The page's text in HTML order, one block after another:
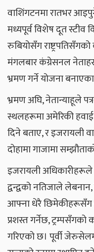
वाशिंगटनमा रातभर
मध्यपूर्व विशेष दूत स्टीव
रुबियोसँग
मंगलबार कंग्रेसनल
भ्रमण गर्ने योजना
भ्रमण अघि, नेतान्याहूले
स्थलहरूमा अमेरिकी
दिने बताए, र इजरायली
दोहामा गाजामा
इजरायली
द्वन्द्वको नतिजाले
आफ्ना धेरै छिमेकीहरूसँग
प्रशस्त गर्नेछ, ट्रम्पसँगको
गरिएको छ। पूर्वी